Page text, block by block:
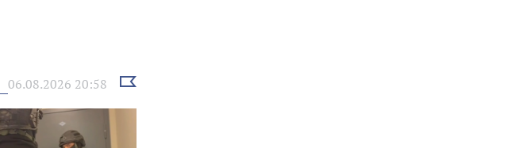
06.08.2026 20:58
Выбрать